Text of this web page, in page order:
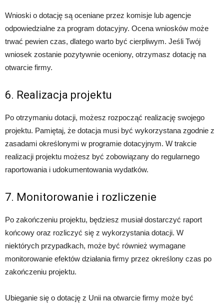
Wnioski o dotację są oceniane przez komisje lub agencje
odpowiedzialne za program dotacyjny. Ocena wniosków może
trwać pewien czas, dlatego warto być cierpliwym. Jeśli Twój
wniosek zostanie pozytywnie oceniony, otrzymasz dotację na
otwarcie firmy.
6. Realizacja projektu
Po otrzymaniu dotacji, możesz rozpocząć realizację swojego
projektu. Pamiętaj, że dotacja musi być wykorzystana zgodnie z
zasadami określonymi w programie dotacyjnym. W trakcie
realizacji projektu możesz być zobowiązany do regularnego
raportowania i udokumentowania wydatków.
7. Monitorowanie i rozliczenie
Po zakończeniu projektu, będziesz musiał dostarczyć raport
końcowy oraz rozliczyć się z wykorzystania dotacji. W
niektórych przypadkach, może być również wymagane
monitorowanie efektów działania firmy przez określony czas po
zakończeniu projektu.
Ubieganie się o dotację z Unii na otwarcie firmy może być